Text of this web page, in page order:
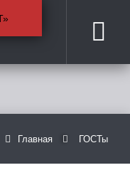
Главная ГОСТы